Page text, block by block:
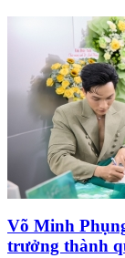
Võ Minh
trưởng thành